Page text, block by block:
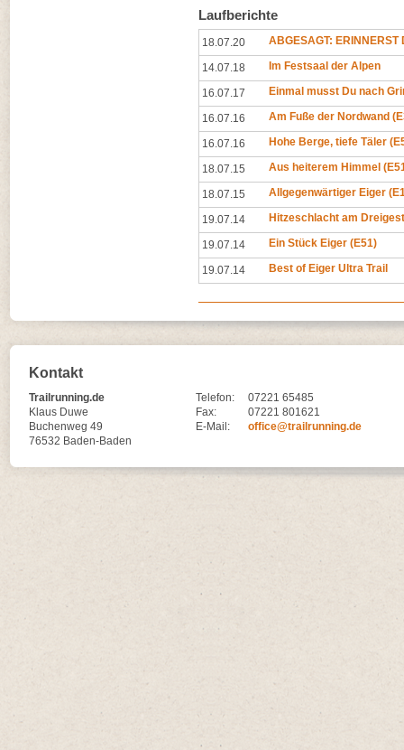
Laufberichte
18.07.20 ABGESAGT: ERINNERST
14.07.18 Im Festsaal der Alpen
16.07.17 Einmal musst Du nach
16.07.16 Am Fuße der Nordwand
16.07.16 Hohe Berge, tiefe Täler
18.07.15 Aus heiterem Himmel
18.07.15 Allgegenwärtiger Eiger
19.07.14 Hitzeschlacht am
19.07.14 Ein Stück Eiger (E51)
19.07.14 Best of Eiger Ultra Trail
Kontakt
Trailrunning.de
Klaus Duwe
Buchenweg 49
76532 Baden-Baden
Telefon:
07221 65485
Fax:
07221 801621
E-Mail:
office@trailrunning.de